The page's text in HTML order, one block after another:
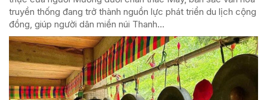
truyền thống đang trở thành nguồn lực phát triển du lịch cộng
đồng, giúp người dân miền núi Thanh...